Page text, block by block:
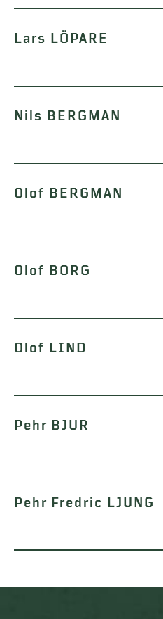
Lars LÖPARE
Nils BERGMAN
Olof BERGMAN
Olof BORG
Olof LIND
Pehr BJUR
Pehr Fredric LJUNG